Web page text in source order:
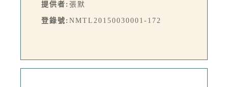
提供者: 張默
登錄號: NMTL20150030001-172